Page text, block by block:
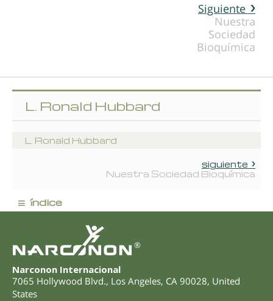
Siguiente
Nuestra
Sociedad
Bioquímica
L. Ronald Hubbard
L. Ronald Hubbard
siguiente
Nuestra Sociedad Bioquímica
≡ índice
®
Narconon Internacional
7065 Hollywood Blvd., Los Angeles, CA 90028, United
States